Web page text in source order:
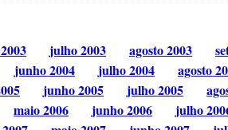
julho 2003 agosto 2003
junho 2004 julho 2004 agosto
junho 2005 julho 2005
maio 2006 junho 2006 julho